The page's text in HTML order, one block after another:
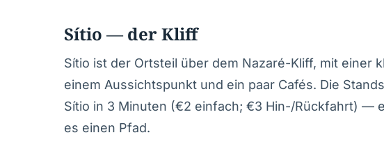
Sítio — der Kliff
Sítio ist der Ortsteil über dem Nazaré-Kliff, mit einer
einem Aussichtspunkt und ein paar Cafés. Die
Sítio in 3 Minuten (€2 einfach; €3 Hin-/Rückfahrt) —
es einen Pfad.